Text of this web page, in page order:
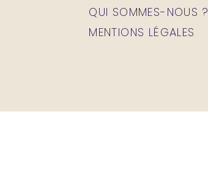
QUI SOMMES-NOUS ?
MENTIONS LÉGALES